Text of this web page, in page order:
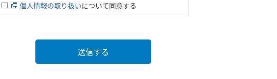
個人情報の取り扱いについて同意する
送信する